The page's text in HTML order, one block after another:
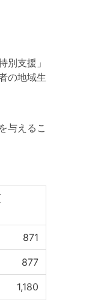
支援」
の地域生
与えるこ
871
877
1,180